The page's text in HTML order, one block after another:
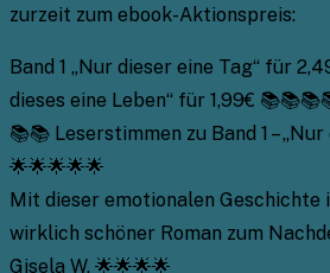
zurzeit zum ebook-Aktionspreis:
Band 1 „Nur dieser eine Tag“ für
dieses eine Leben“ für 1,99€
📚📚 Leserstimmen zu Band 1 –
🌟🌟🌟🌟🌟
Mit dieser emotionalen Geschichte
wirklich schöner Roman zum
Gisela W. 🌟🌟🌟🌟